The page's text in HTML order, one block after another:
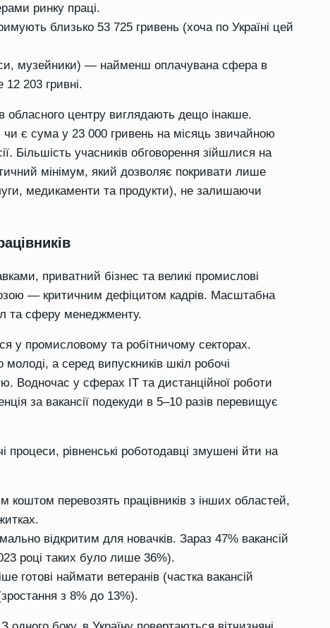
ринку праці.
близько 53 725 гривень (хоча по Україні цей
музейники) — найменш оплачувана сфера в
203 гривні.
обласного центру виглядають дещо інакше.
є сума у 23 000 гривень на місяць звичайною
Більшість учасників обговорення зійшлися на
мінімум, який дозволяє покривати лише
медикаменти та продукти), не залишаючи
приватний бізнес та великі промислові
— критичним дефіцитом кадрів. Масштабна
та сферу менеджменту.
у промисловому та робітничому секторах.
а серед випускників шкіл робочі
Водночас у сферах IT та дистанційної роботи
за вакансії подекуди в 5–10 разів перевищує
рівненські роботодавці змушені йти на
коштом перевозять працівників з інших областей,
відкритим для новачків. Зараз 47% вакансій
році таких було лише 36%).
готові наймати ветеранів (частка вакансій
з 8% до 13%).